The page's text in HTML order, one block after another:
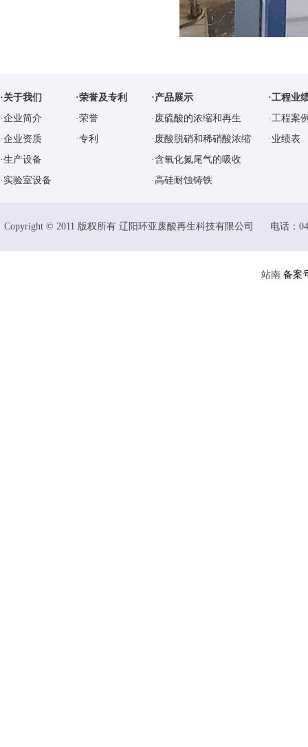
·关于我们
·企业简介
·企业资质
·生产设备
·实验室设备
·荣誉及专利
·荣誉
·专利
·产品展示
·废硫酸的浓缩和再生
·废酸脱硝和稀硝酸浓缩
·含氧化氮尾气的吸收
·高硅耐蚀铸铁
·工程业
·工程案
·业绩表
Copyright © 2011 版权所有 辽阳环亚废酸再生科技有限公司 电话：
站南 备案